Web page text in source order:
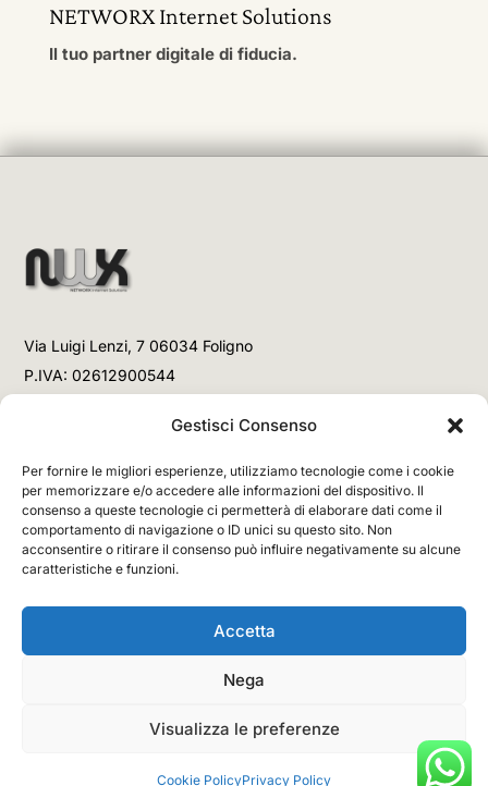
Gestisci Consenso
Per fornire le migliori esperienze, utilizziamo tecnologie come i cookie
per memorizzare e/o accedere alle informazioni del dispositivo. Il
consenso a queste tecnologie ci permetterà di elaborare dati come il
comportamento di navigazione o ID unici su questo sito. Non
acconsentire o ritirare il consenso può influire negativamente su alcune
caratteristiche e funzioni.
Accetta
Nega
Visualizza le preferenze
Cookie PolicyPrivacy Policy
NETWORX Internet Solutions
Il tuo partner digitale di fiducia.
Via Luigi Lenzi, 7 06034 Foligno
P.IVA: 02612900544
+39 3477853708 (Chiamata)
Email
info@networx.it
Copyright © 2026 NETWORX Internet Solutions. All